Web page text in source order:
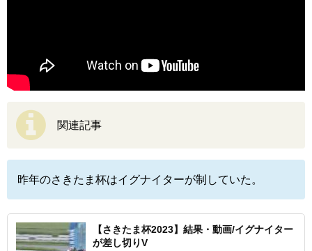
関連記事
昨年のさきたま杯はイグナイターが制していた。
【さきたま杯2023】結果・動画/イグナイター
が差し切りV